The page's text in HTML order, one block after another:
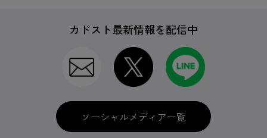
カドスト最新情報を配信中
ソーシャルメディア一覧